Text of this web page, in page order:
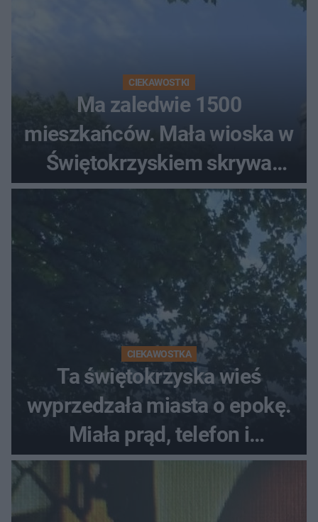
CIEKAWOSTKI
Ma zaledwie 1500
mieszkańców. Mała wioska w
Świętokrzyskiem skrywa
zabytki, bywał tu nawet król
CIEKAWOSTKA
Ta świętokrzyska wieś
wyprzedzała miasta o epokę.
Miała prąd, telefon i
luksusowe auto